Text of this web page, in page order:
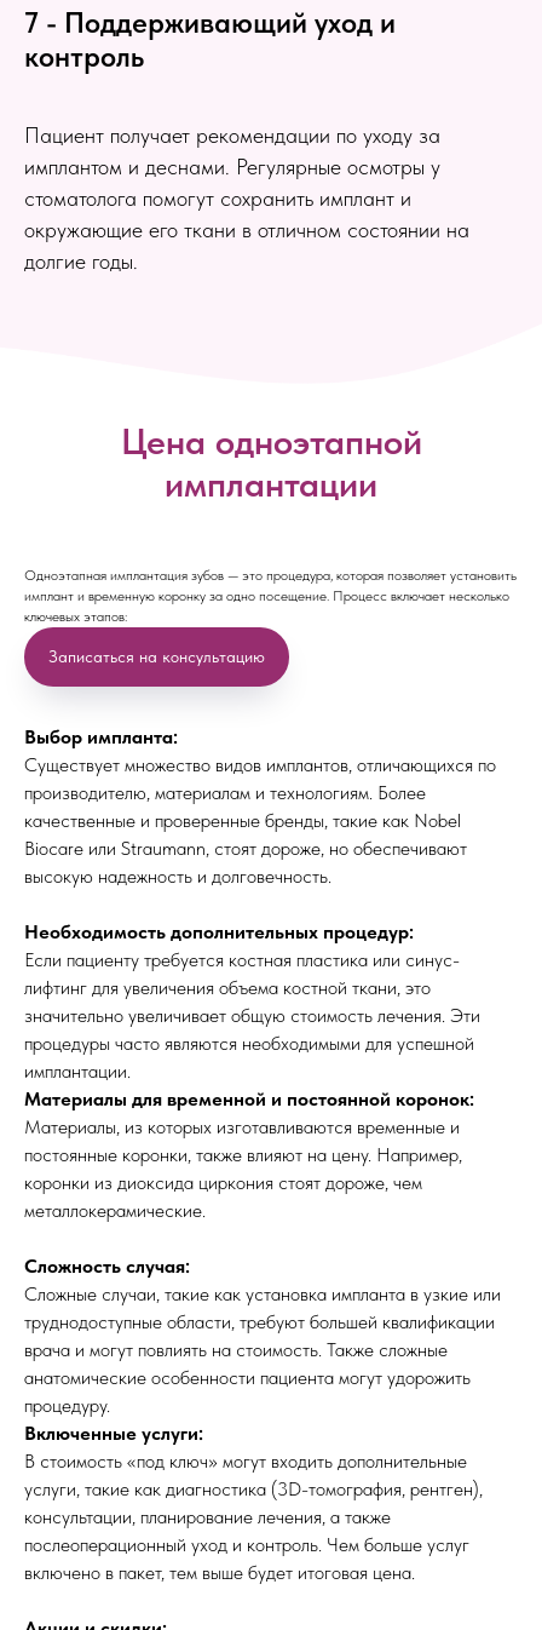
7 - Поддерживающий уход и
контроль
Пациент получает рекомендации по уходу за
имплантом и деснами. Регулярные осмотры у
стоматолога помогут сохранить имплант и
окружающие его ткани в отличном состоянии на
долгие годы.
Цена одноэтапной
имплантации
Одноэтапная имплантация зубов — это процедура, которая позволяет установить
имплант и временную коронку за одно посещение. Процесс включает несколько
ключевых этапов:
Записаться на консультацию
Выбор импланта:
Существует множество видов имплантов, отличающихся по
производителю, материалам и технологиям. Более
качественные и проверенные бренды, такие как Nobel
Biocare или Straumann, стоят дороже, но обеспечивают
высокую надежность и долговечность.
Необходимость дополнительных процедур:
Если пациенту требуется костная пластика или синус-
лифтинг для увеличения объема костной ткани, это
значительно увеличивает общую стоимость лечения. Эти
процедуры часто являются необходимыми для успешной
имплантации.
Материалы для временной и постоянной коронок:
Материалы, из которых изготавливаются временные и
постоянные коронки, также влияют на цену. Например,
коронки из диоксида циркония стоят дороже, чем
металлокерамические.
Сложность случая:
Сложные случаи, такие как установка импланта в узкие или
труднодоступные области, требуют большей квалификации
врача и могут повлиять на стоимость. Также сложные
анатомические особенности пациента могут удорожить
процедуру.
Включенные услуги:
В стоимость «под ключ» могут входить дополнительные
услуги, такие как диагностика (3D-томография, рентген),
консультации, планирование лечения, а также
послеоперационный уход и контроль. Чем больше услуг
включено в пакет, тем выше будет итоговая цена.